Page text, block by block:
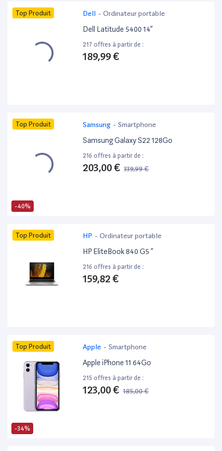
Top Produit Dell - Ordinateur portable
Dell Latitude 5400 14”
217 offres à partir de :
189,99 €
-40%
Top Produit Samsung - Smartphone
Samsung Galaxy S22 128Go
216 offres à partir de :
203,00 € 339,99 €
Top Produit HP - Ordinateur portable
HP EliteBook 840 G5 ”
216 offres à partir de :
159,82 €
-34%
Top Produit Apple - Smartphone
Apple iPhone 11 64Go
215 offres à partir de :
123,00 € 185,00 €